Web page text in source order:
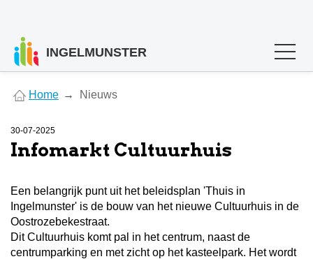
INGELMUNSTER
are
Home Nieuws
30-07-2025
Infomarkt Cultuurhuis
Een belangrijk punt uit het beleidsplan 'Thuis in
Ingelmunster' is de bouw van het nieuwe Cultuurhuis in de
Oostrozebekestraat.
Dit Cultuurhuis komt pal in het centrum, naast de
centrumparking en met zicht op het kasteelpark. Het wordt